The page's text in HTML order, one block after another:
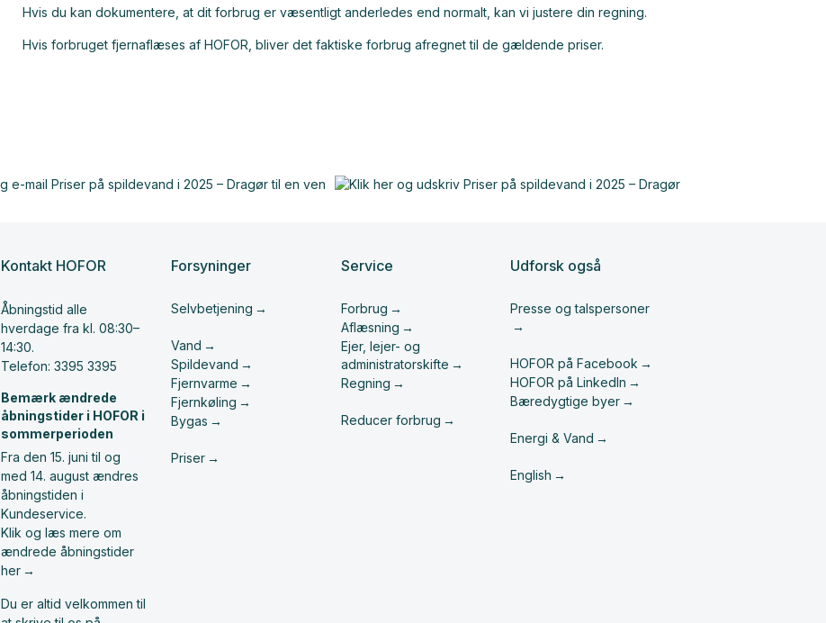
Hvis du kan dokumentere, at dit forbrug er væsentligt anderledes end normalt, kan vi justere din regning.
Hvis forbruget fjernaflæses af HOFOR, bliver det faktiske forbrug afregnet til de gældende priser.
Kontakt HOFOR
Åbningstid alle
hverdage fra kl. 08:30–
14:30.
Telefon: 3395 3395
Bemærk ændrede
åbningstider i HOFOR i
sommerperioden
Fra den 15. juni til og
med 14. august ændres
åbningstiden i
Kundeservice.
Klik og læs mere om
ændrede åbningstider
her
Du er altid velkommen til
Forsyninger
Selvbetjening
Vand
Spildevand
Fjernvarme
Fjernkøling
Bygas
Priser
Service
Forbrug
Aflæsning
Ejer, lejer- og
administratorskifte
Regning
Reducer forbrug
Udforsk også
Presse og talspersoner
HOFOR på Facebook
HOFOR på LinkedIn
Bæredygtige byer
Energi & Vand
English